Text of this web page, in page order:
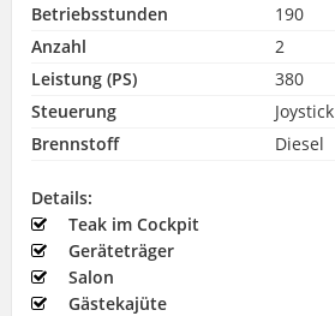
Betriebsstunden
190
Anzahl
2
Leistung (PS)
380
Steuerung
Joystick
Brennstoff
Diesel
Details:
Teak im Cockpit
Geräteträger
Salon
Gästekajüte